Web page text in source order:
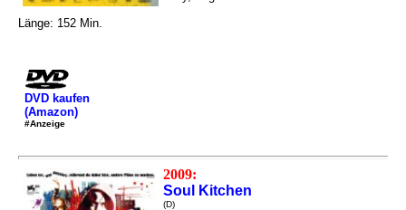
Länge: 152 Min.
DVD kaufen
(Amazon)
#Anzeige
2009:
Soul Kitchen
(D)